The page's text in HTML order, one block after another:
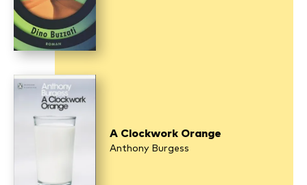
A Clockwork Orange
Anthony Burgess